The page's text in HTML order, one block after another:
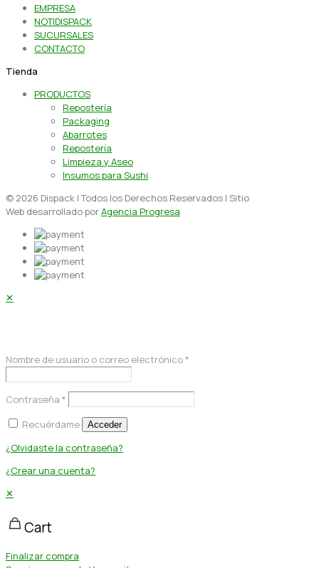
EMPRESA
NOTIDISPACK
SUCURSALES
CONTACTO
Tienda
PRODUCTOS
Repostería
Packaging
Abarrotes
Repostería
Limpieza y Aseo
Insumos para Sushi
© 2026 Dispack | Todos los Derechos Reservados | Sitio
Web desarrollado porAgencia Progresa
✕
Nombre de usuario o correo electrónico*
Contraseña *
Recuérdame
Acceder
¿Olvidaste la contraseña?
¿Crear una cuenta?
✕
Cart
Finalizar compra